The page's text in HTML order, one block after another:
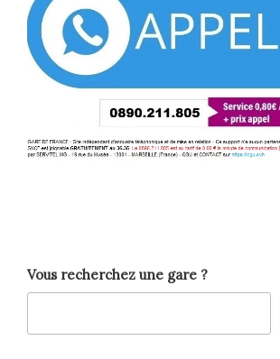
Vous recherchez une gare ?